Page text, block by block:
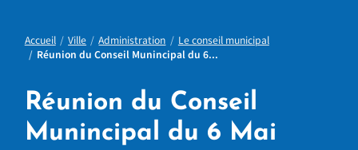
Accueil Ville Administration
Le conseil municipal
Réunion du Conseil Munincipal du 6...
Réunion du Conseil
Munincipal du 6 Mai